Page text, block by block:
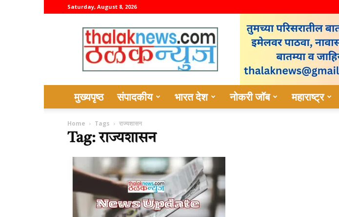
Saturday, August 8, 2026
thalaknews
मुख्यपृष्ठ संपादकीय भारत देश नोकरी जॉब महाराष्ट्र
Home Tags राज्यशासन
Tag: राज्यशासन